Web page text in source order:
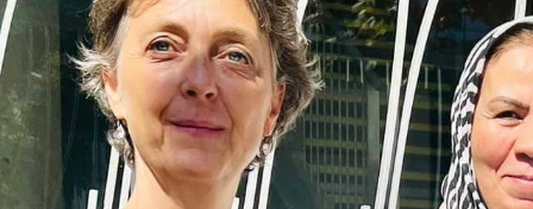
Our goals
Our actions
Resources